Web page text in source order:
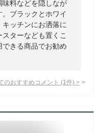
味料などを隠しなが
ブラックとホワイ
キッチンにお洒落に
ターなども置くこ
きる商品でお勧め
のおすすめコメント (1 件) >